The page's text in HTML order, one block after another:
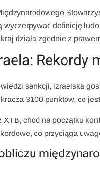
wyczerpywać definicję
działa zgodnie z
Rekordy
sankcji, izraelska
3100 punktów, co
XTB, choć na początku
co przyciąga